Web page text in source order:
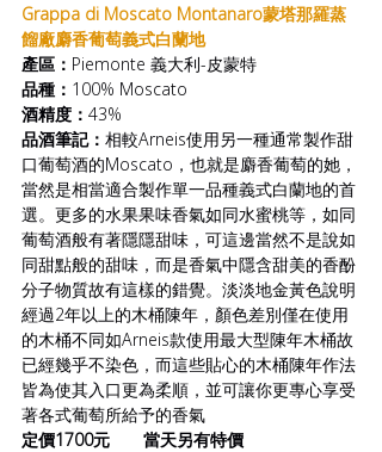
Grappa di Moscato Montanaro蒙塔那羅蒸
餾廠麝香葡萄義式白蘭地
產區： Piemonte 義大利-皮蒙特
品種： 100% Moscato
酒精度： 43%
品酒筆記： 相較Arneis使用另一種通常製作甜
口葡萄酒的Moscato，也就是麝香葡萄的她，
當然是相當適合製作單一品種義式白蘭地的首
選。更多的水果果味香氣如同水蜜桃等，如同
葡萄酒般有著隱隱甜味，可這邊當然不是說如
同甜點般的甜味，而是香氣中隱含甜美的香酚
分子物質故有這樣的錯覺。淡淡地金黃色說明
經過2年以上的木桶陳年，顏色差別僅在使用
的木桶不同如Arneis款使用最大型陳年木桶故
已經幾乎不染色，而這些貼心的木桶陳年作法
皆為使其入口更為柔順，並可讓你更專心享受
著各式葡萄所給予的香氣
定價1700元       當天另有特價